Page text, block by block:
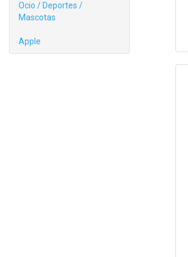
Ocio / Deportes /
Mascotas
Apple